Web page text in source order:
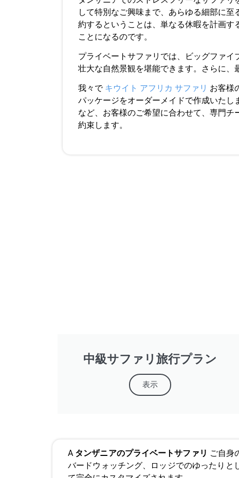
して特別なご興味まで、あらゆる細部に
約するということは、単なる休暇を計画
ことになるのです。
プライベートサファリでは、ビッグファ
壮大な自然景観を堪能できます。さらに、
我々で キウイト アフリカ サファリ お客様
パッケージをオーダーメイドで作成いた
など、お客様のご希望に合わせて、専門
約束します。
中級サファリ旅行プラン
表示
A タンザニアのプライベートサファリ ご自身
バードウォッチング、ロッジでのゆったり